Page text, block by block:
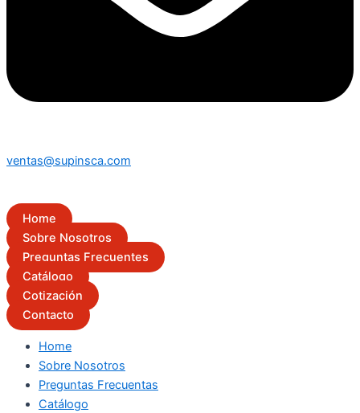
ventas@supinsca.com
Home
Sobre Nosotros
Preguntas Frecuentes
Catálogo
Cotización
Contacto
Home
Sobre Nosotros
Preguntas Frecuentas
Catálogo